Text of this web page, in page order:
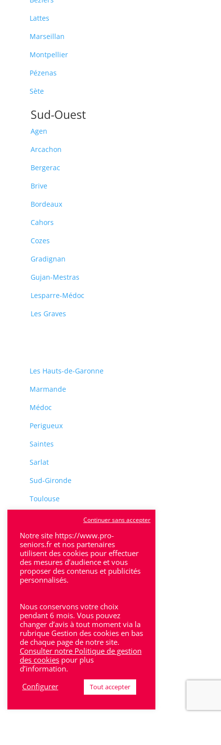
Lattes
Marseillan
Montpellier
Pézenas
Sète
Sud-Ouest
Agen
Arcachon
Bergerac
Brive
Bordeaux
Cahors
Cozes
Gradignan
Gujan-Mestras
Lesparre-Médoc
Les Graves
Les Hauts-de-Garonne
Marmande
Médoc
Perigueux
Saintes
Sarlat
Sud-Gironde
Toulouse
Villeneuve-Sur-Lot
Bron
Lyon
Lyon 6
Villeurbanne
Calluire
Notre site https://www.pro-
seniors.fr et nos partenaires
utilisent des cookies pour effectuer
des mesures d’audience et vous
proposer des contenus et publicités
personnalisés.
Nous conservons votre choix
pendant 6 mois. Vous pouvez
changer d’avis à tout moment via la
rubrique Gestion des cookies en bas
de chaque page de notre site.
Consulter notre Politique de gestion
des cookies pour plus
d’information.
Configurer
Continuer sans accepter
Tout accepter